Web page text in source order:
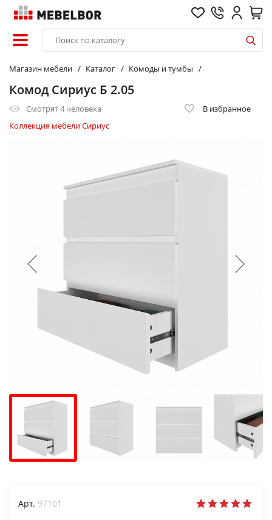
Магазин мебели Каталог Комоды и тумбы
Комод Сириус Б 2.05
Смотрят4 человека
В избранное
Коллекция мебели Сириус
Арт. 97101